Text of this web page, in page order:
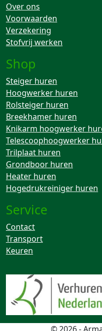
Over ons
Voorwaarden
Verzekering
Stofvrij werken
Shop
Steiger huren
Hoogwerker huren
Rolsteiger huren
Breekhamer huren
Knikarm hoogwerker
Telescoophoogwerker
Trilplaat huren
Grondboor huren
Heater huren
Hogedrukreiniger huren
Service
Contact
Transport
Keuren
© 2026 -